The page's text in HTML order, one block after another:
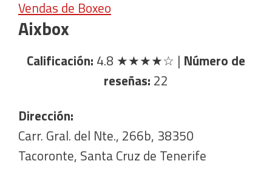
Vendas de Boxeo
Aixbox
Calificación: 4.8 ★★★★☆ | Número de
reseñas: 22
Dirección:
Carr. Gral. del Nte., 266b, 38350
Tacoronte, Santa Cruz de Tenerife